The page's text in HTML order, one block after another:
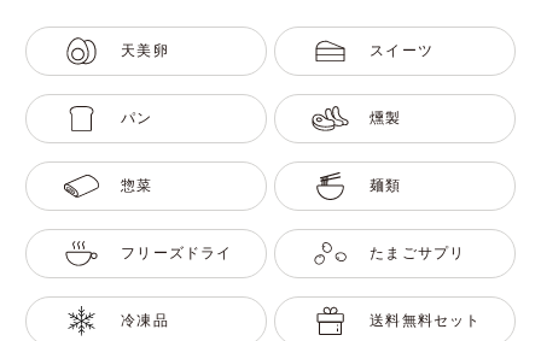
天美卵 スイーツ
パン 燻製
惣菜 麺類
フリーズドライ たまごサプリ
冷凍品 送料無料セット